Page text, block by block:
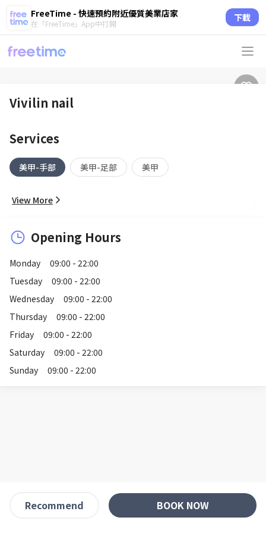
FreeTime - 快速預約附近優質美業店家
在「FreeTime」App中打開 下載
Vivilin nail
Services
美甲-手部 美甲-足部 美甲
View More
Opening Hours
Monday
09:00 - 22:00
Tuesday
09:00 - 22:00
Wednesday
09:00 - 22:00
Thursday
09:00 - 22:00
Friday
09:00 - 22:00
Saturday
09:00 - 22:00
Sunday
09:00 - 22:00
Recommend BOOK NOW